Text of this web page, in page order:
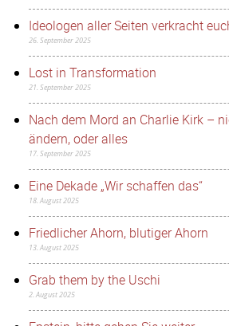
Ideologen aller Seiten verkracht
26. September 2025
Lost in Transformation
21. September 2025
Nach dem Mord an Charlie Kirk –
ändern, oder alles
17. September 2025
Eine Dekade „Wir schaffen das“
18. August 2025
Friedlicher Ahorn, blutiger Ahorn
13. August 2025
Grab them by the Uschi
2. August 2025